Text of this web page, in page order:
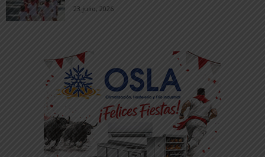
23 julio, 2026